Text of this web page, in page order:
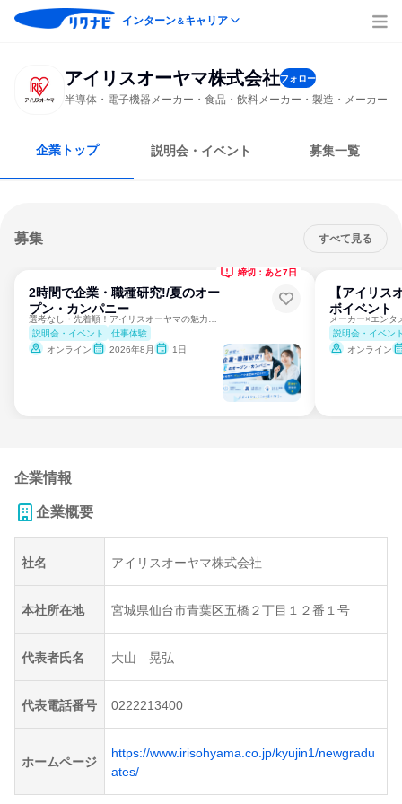
インターン＆キャリア
アイリスオーヤマ株式会社フォロー
半導体・電子機器メーカー・食品・飲料メーカー・製造・メーカー
企業トップ 説明会・イベント 募集一覧
募集 すべて見る
2時間で企業・職種研究!/夏のオー
プン・カンパニー
説明会・イベント
仕事体験
オンライン
2026年8月 1日
締切：あと7日
【アイリス
ボイベント
説明会・イベン
オンライン
企業情報
企業概要
社名 アイリスオーヤマ株式会社
本社所在地 宮城県仙台市青葉区五橋２丁目１２番１号
代表者氏名 大山 晃弘
代表電話番号 0222213400
ホームページ
https://www.irisohyama.co.jp/kyujin1/newgradu
ates/